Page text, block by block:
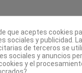
que aceptes cookies
sociales y publicidad.
de terceros se
sociales y anuncios
y el